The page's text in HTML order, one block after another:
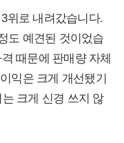
위로 내려갔습니다.
도 예견된 것이었습
때문에 판매량 자체
익은 크게 개선됐기
크게 신경 쓰지 않